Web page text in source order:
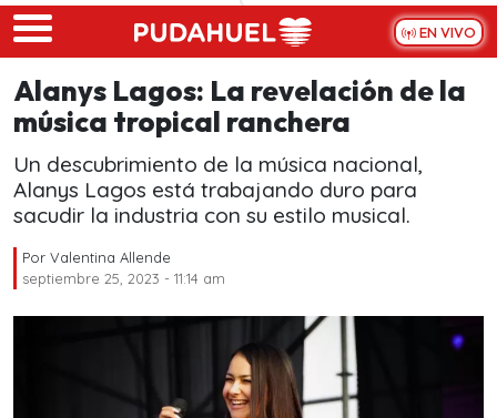
Skip to main content
EN VIVO
Alanys Lagos: La revelación de la
música tropical ranchera
Un descubrimiento de la música nacional,
Alanys Lagos está trabajando duro para
sacudir la industria con su estilo musical.
Por Valentina Allende
septiembre 25, 2023 - 11:14 am